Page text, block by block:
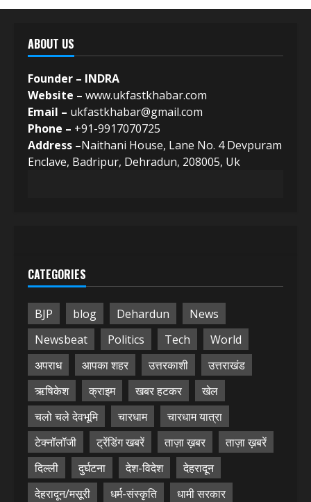
ABOUT US
Founder – INDRA
Website – www.ukfastkhabar.com
Email – ukfastkhabar@gmail.com
Phone – +91-9917070725
Address –Naithani House, Lane No. 4 Devpuram
Enclave, Badripur, Dehradun, 208005, Uk
CATEGORIES
BJP blog Dehardun
News
Newsbeat
Politics Tech
World
अपराध
आपका शहर उत्तरकाशी
उत्तराखंड
ऋषिकेश
क्राइम खबर हटकर
खेल
चलो चले देवभूमि
चारधाम
चारधाम यात्रा
टेक्नॉलॉजी
ट्रेंडिंग खबरें ताज़ा ख़बर
ताज़ा ख़बरें
दिल्ली
दुर्घटना देश-विदेश
देहरादून
देहरादून/मसूरी
धर्म-संस्कृति
धामी सरकार